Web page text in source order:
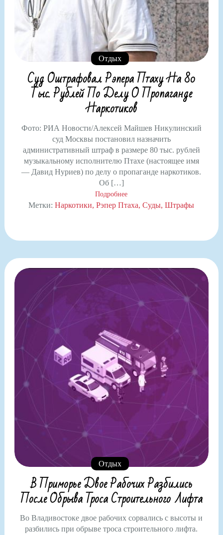
Отдых
Суд Оштрафовал Рэпера Птаху На 80
Тыс. Рублей По Делу О Пропаганде
Наркотиков
Фото: РИА Новости/Алексей Майшев Никулинский
суд Москвы постановил назначить
административный штраф в размере 80 тыс. рублей
музыкальному исполнителю Птахе (настоящее имя
— Давид Нуриев) по делу о пропаганде наркотиков.
Об […]
Подробнее
Метки:Наркотики Рэпер Птаха Суды Штрафы
Отдых
В Приморье Двое Рабочих Разбились
После Обрыва Троса Строительного Лифта
Во Владивостоке двое рабочих сорвались с высоты и
разбились при обрыве троса строительного лифта.